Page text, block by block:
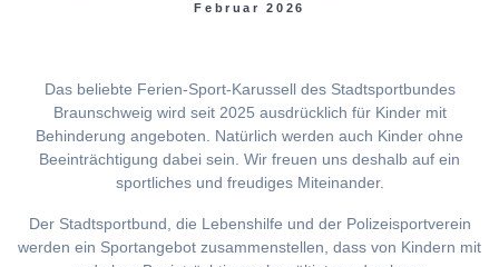
Februar 2026
Das beliebte Ferien-Sport-Karussell des Stadtsportbundes
Braunschweig wird seit 2025 ausdrücklich für Kinder mit
Behinderung angeboten. Natürlich werden auch Kinder ohne
Beeinträchtigung dabei sein. Wir freuen uns deshalb auf ein
sportliches und freudiges Miteinander.
Der Stadtsportbund, die Lebenshilfe und der Polizeisportverein
werden ein Sportangebot zusammenstellen, dass von Kindern mit